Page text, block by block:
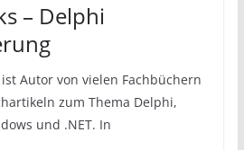
– Delphi
Autor von vielen Fachbüchern
zum Thema Delphi,
und .NET. In